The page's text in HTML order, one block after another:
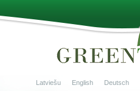
Latviešu English Deutsch